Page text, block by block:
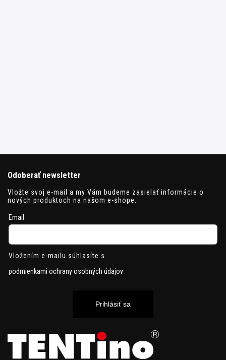
Odoberať newsletter
Vložte svoj e-mail a my Vám budeme zasielať informácie o
nových produktoch na našom e-shope.
Email
Vložením e-mailu súhlasíte s
podmienkami ochrany osobných údajov
Prihlásiť sa